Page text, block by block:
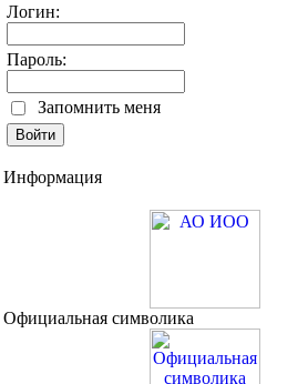
Логин:
Пароль:
Запомнить меня
Информация
Официальная символика